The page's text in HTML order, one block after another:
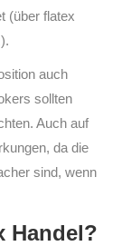
(über flatex
auch
sollten
Auch auf
da die
sind, wenn
Handel?